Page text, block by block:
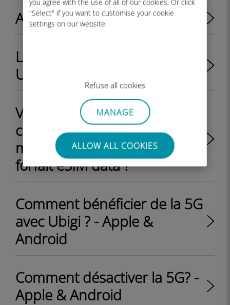
you agree with the use of all of our cookies. Or click
"Select" if you want to customise your cookie
settings on our website.
Refuse all cookies
MANAGE
ALLOW ALL COOKIES
A quoi sert le compte Ubigi ?
La 5G est-elle disponible sur
Ubigi ?
Vais-je recevoir un QR code à
chaque fois que je recharge
mon compte Ubigi avec un
forfait eSIM data ?
Comment bénéficier de la 5G
avec Ubigi ? - Apple &
Android
Comment désactiver la 5G? -
Apple & Android